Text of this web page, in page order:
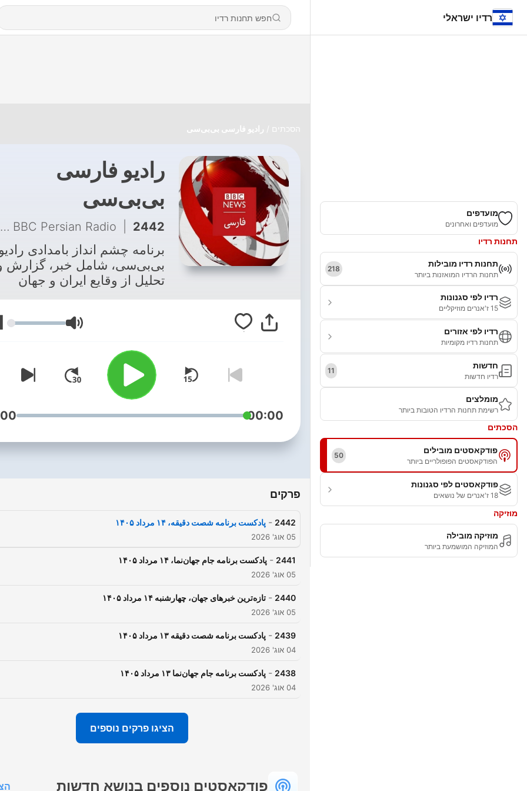
רדיו ישראלי
מועדפים
מועדפים ואחרונים
תחנות רדיו
תחנות רדיו מובילות
תחנות הרדיו המואזנות ביותר
218
רדיו לפי סגנונות
15 ז'אנרים מוזיקליים
רדיו לפי אזורים
תחנות רדיו מקומיות
חדשות
רדיו חדשות
11
מומלצים
רשימת תחנות הרדיו הטובות ביותר
הסכתים
פודקאסטים מובילים
הפודקאסטים הפופולריים ביותר
50
פודקאסטים לפי סגנונות
18 ז'אנרים של נושאים
מוזיקה
מוזיקה מובילה
המוזיקה המושמעת ביותר
הסכתים رادیو فارسی بی‌بی‌سی
رادیو فارسی
بی‌بی‌سی
BBC Persian Radio 2442 - پادکست برنامه شصت دقیقه، ۱۴ مرداد ۱۴۰۵
برنامه چشم انداز بامدادی
بی‌بی‌سی، شامل خبر، گزارش
تحلیل از وقایع ایران و جهان
עוצמת שמע
00:00
פרקים
2442
- پادکست برنامه شصت دقیقه، ۱۴ مرداد ۱۴۰۵
05 אוג' 2026
2441
- پادکست برنامه جام جهان‌نما، ۱۴ مرداد ۱۴۰۵
05 אוג' 2026
2440
- تازه‌ترین خبرهای جهان، چهارشنبه ۱۴ مرداد ۱۴۰۵
05 אוג' 2026
2439
- پادکست برنامه شصت دقیقه ۱۳ مرداد ۱۴۰۵
04 אוג' 2026
2438
- پادکست برنامه جام جهان‌نما ۱۳ مرداد ۱۴۰۵
04 אוג' 2026
הציגו פרקים נוספים
פודקאסטים נוספים בנושא חדשות